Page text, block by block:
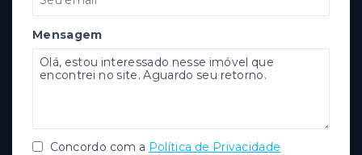
Mensagem
Concordo com a Política de Privacidade